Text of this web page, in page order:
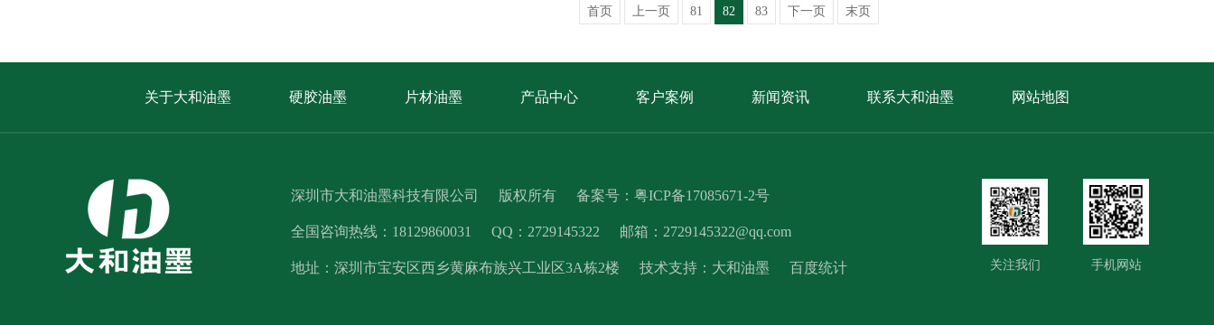
首页 上一页 81 82 83 下一页 末页
关于大和油墨 硬胶油墨 片材油墨 产品中心 客户案例 新闻资讯 联系大和油墨 网站地图
深圳市大和油墨科技有限公司 版权所有 备案号： 粤ICP备17085671-2号
全国咨询热线：18129860031 QQ：2729145322 邮箱：2729145322@qq.com
地址：深圳市宝安区西乡黄麻布族兴工业区3A栋2楼 技术支持： 大和油墨 百度统计 关注我们 手机网站